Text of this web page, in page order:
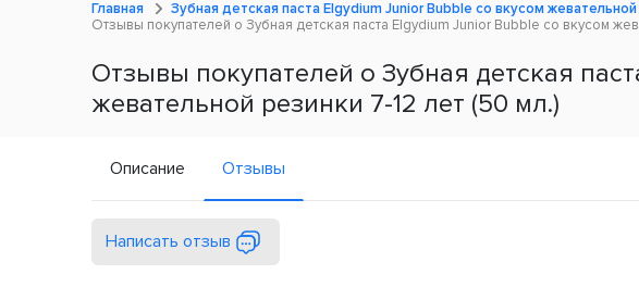
Главная
Зубная детская паста Elgydium Junior Bubble со вкусом
Отзывы покупателей о Зубная детская паста Elgydium Junior Bubble со вкусом
Отзывы покупателей о Зубная детская
жевательной резинки 7-12 лет (50 мл.)
Описание Отзывы
Написать отзыв